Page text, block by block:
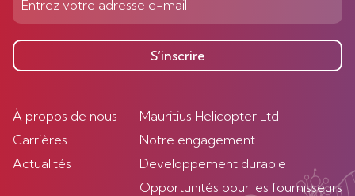
S’inscrire
À propos de nous
Carrières
Actualités
Mauritius Helicopter Ltd
Notre engagement
Developpement durable
Opportunités pour les fournisseurs